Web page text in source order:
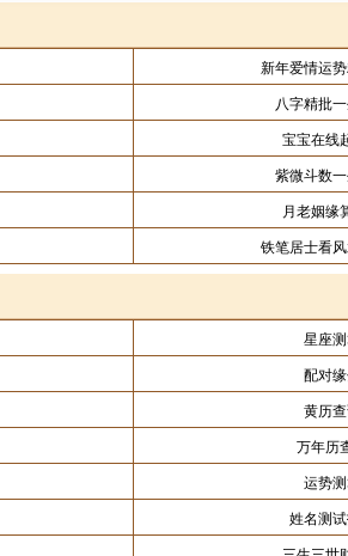
新年爱情运
八字精批
宝宝在线
紫微斗数
月老姻缘
铁笔居士看
星座
配对
黄历
万年历
运势
姓名测